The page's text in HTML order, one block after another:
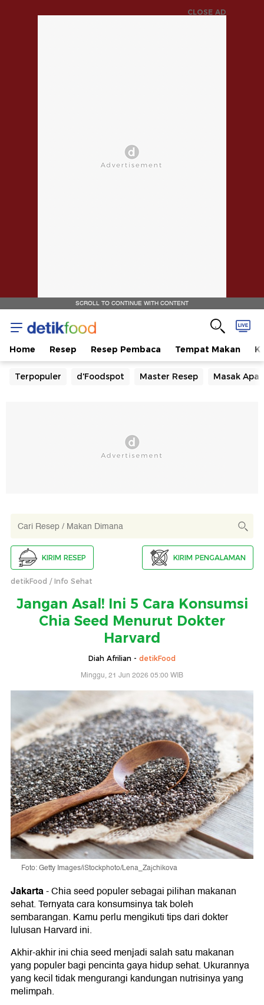
CLOSE AD
SCROLL TO CONTINUE WITH CONTENT
Home Resep Resep Pembaca Tempat Makan
Terpopuler d'Foodspot Master Resep Masak Apa
KIRIM RESEP KIRIM PENGALAMAN
detikFood Info Sehat
Jangan Asal! Ini 5 Cara Konsumsi
Chia Seed Menurut Dokter
Harvard
Diah Afrilian - detikFood
Minggu, 21 Jun 2026 05:00 WIB
Foto: Getty Images/iStockphoto/Lena_Zajchikova
Jakarta-Chia seed populer sebagai pilihan makanan
sehat. Ternyata cara konsumsinya tak boleh
sembarangan. Kamu perlu mengikuti tips dari dokter
lulusan Harvard ini.
Akhir-akhir ini chia seed menjadi salah satu makanan
yang populer bagi pencinta gaya hidup sehat. Ukurannya
yang kecil tidak mengurangi kandungan nutrisinya yang
melimpah.